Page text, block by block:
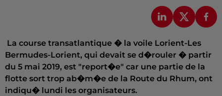
La course transatlantique � la voile Lorient-Les
Bermudes-Lorient, qui devait se d�rouler � partir
du 5 mai 2019, est "report�e" car une partie de la
flotte sort trop ab�m�e de la Route du Rhum, ont
indiqu� lundi les organisateurs.